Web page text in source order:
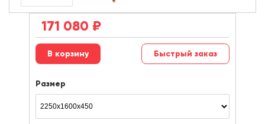
171 080 ₽
Быстрый заказ
Размер